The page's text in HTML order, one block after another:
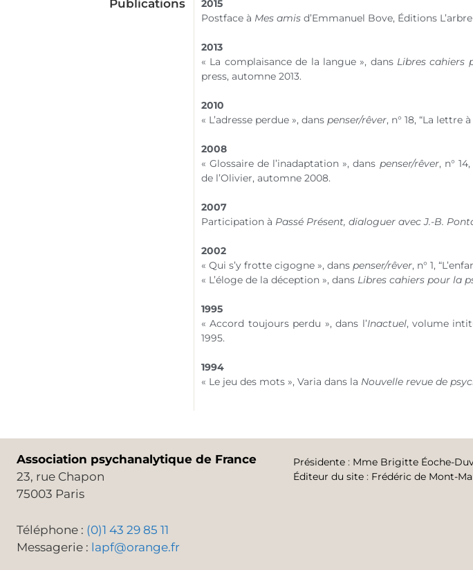
Publications
2015
Postface à Mes amis d’Emmanuel Bove, Éditions
2013
« La complaisance de la langue », dans Libres cahiers
press, automne 2013.
2010
« L’adresse perdue », dans penser/rêver, n° 18, “La lettre
2008
« Glossaire de l’inadaptation », dans penser/rêver, n° 14,
de l’Olivier, automne 2008.
2007
Participation à Passé Présent, dialoguer avec J.-B.
2002
« Qui s’y frotte cigogne », dans penser/rêver, n° 1,
« L’éloge de la déception », dans Libres cahiers pour la
1995
« Accord toujours perdu », dans l’Inactuel, volume
1995.
1994
« Le jeu des mots », Varia dans la Nouvelle revue de
Association psychanalytique de France
23, rue Chapon
75003 Paris
Téléphone : (0)1 43 29 85 11
Messagerie : lapf@orange.fr
Présidente: Mme Brigitte Éoche-
Éditeur du site: Frédéric de Mont-